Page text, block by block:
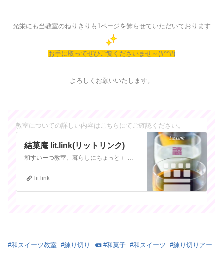
光栄にも当教室のねりきりも1ページを飾らせていただいております
お手に取ってぜひご覧くださいませ～(#^^#)
よろしくお願いいたします。
教室についての詳しい内容はこちらにてご確認ください。
結菓庵 lit.link(リットリンク)
和すいーつ教室、暮らしにちょっと＋ 〜和すいーつde＋cococawaii〜、SNS、Youtube、ブログ、商品、HPなど、いま見て欲しいリンクを、まとめてシェア
lit.link
#和スイーツ教室 #練り切り #和菓子 #和スイーツ #練り切りアー